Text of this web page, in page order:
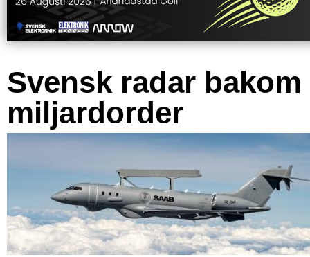
Svensk radar bakom
miljardorder